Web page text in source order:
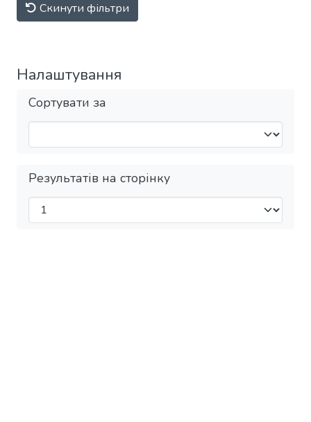
Скинути фільтри
Налаштування
Сортувати за
Результатів на сторінку